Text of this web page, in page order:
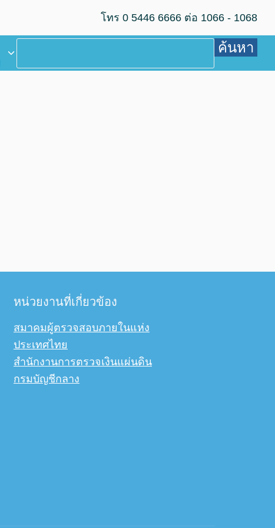
โทร 0 5446 6666 ต่อ 1066 - 1068
ค้นหา
หน่วยงานที่เกี่ยวข้อง
สมาคมผู้ตรวจสอบภายในแห่ง
ประเทศไทย
สำนักงานการตรวจเงินแผ่นดิน
กรมบัญชีกลาง